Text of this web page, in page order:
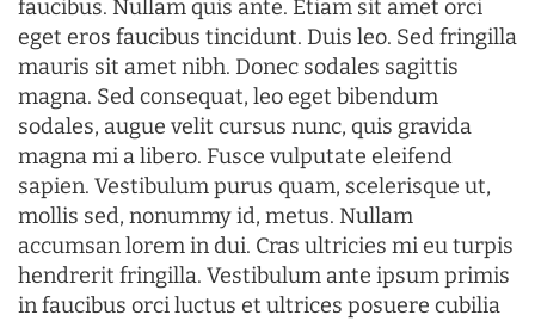
faucibus. Nullam quis ante. Etiam sit amet orci
eget eros faucibus tincidunt. Duis leo. Sed fringilla
mauris sit amet nibh. Donec sodales sagittis
magna. Sed consequat, leo eget bibendum
sodales, augue velit cursus nunc, quis gravida
magna mi a libero. Fusce vulputate eleifend
sapien. Vestibulum purus quam, scelerisque ut,
mollis sed, nonummy id, metus. Nullam
accumsan lorem in dui. Cras ultricies mi eu turpis
hendrerit fringilla. Vestibulum ante ipsum primis
in faucibus orci luctus et ultrices posuere cubilia